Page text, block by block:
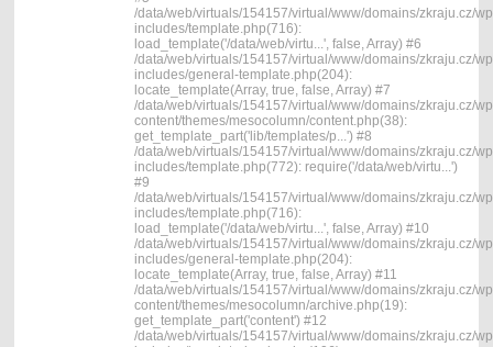
/data/web/virtuals/154157/virtual/www/domains/zkraju.cz/
includes/template.php(716):
load_template('/data/web/virtu...', false, Array) #6
/data/web/virtuals/154157/virtual/www/domains/zkraju.cz/
includes/general-template.php(204):
locate_template(Array, true, false, Array) #7
/data/web/virtuals/154157/virtual/www/domains/zkraju.cz/
content/themes/mesocolumn/content.php(38):
get_template_part('lib/templates/p...') #8
/data/web/virtuals/154157/virtual/www/domains/zkraju.cz/
includes/template.php(772): require('/data/web/virtu...')
#9
/data/web/virtuals/154157/virtual/www/domains/zkraju.cz/
includes/template.php(716):
load_template('/data/web/virtu...', false, Array) #10
/data/web/virtuals/154157/virtual/www/domains/zkraju.cz/
includes/general-template.php(204):
locate_template(Array, true, false, Array) #11
/data/web/virtuals/154157/virtual/www/domains/zkraju.cz/
content/themes/mesocolumn/archive.php(19):
get_template_part('content') #12
/data/web/virtuals/154157/virtual/www/domains/zkraju.cz/